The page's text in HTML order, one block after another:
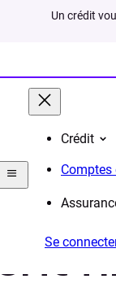
Un crédit
Crédit
Comptes
Se